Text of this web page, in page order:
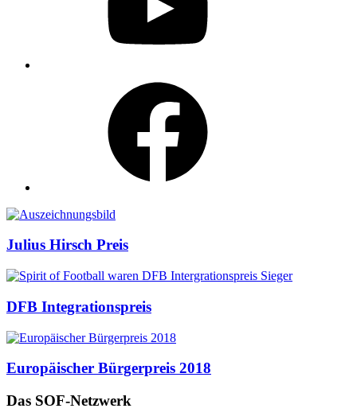
Auszeichnungen
Julius Hirsch Preis
DFB Integrationspreis
Europäischer Bürgerpreis 2018
Das SOF-Netzwerk